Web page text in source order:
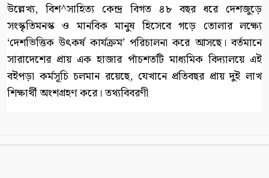
উল্লেখ্য, বিশ^সাহিত্য কেন্দ্র বিগত ৪৮ বছর ধরে দেশজুড়ে
সংস্কৃতিমনস্ক ও মানবিক মানুষ হিসেবে গড়ে তোলার লক্ষ্যে
‘দেশভিত্তিক উৎকর্ষ কার্যক্রম’ পরিচালনা করে আসছে। বর্তমানে
সারাদেশের প্রায় এক হাজার পাঁচশতটি মাধ্যমিক বিদ্যালয়ে এই
বইপড়া কর্মসূচি চলমান রয়েছে, যেখানে প্রতিবছর প্রায় দুই লাখ
শিক্ষার্থী অংশগ্রহণ করে। তথ্যবিবরণী